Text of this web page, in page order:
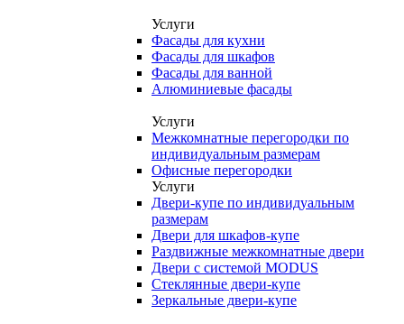
Услуги
Фасады для кухни
Фасады для шкафов
Фасады для ванной
Алюминиевые фасады
Услуги
Межкомнатные перегородки по
индивидуальным размерам
Офисные перегородки
Услуги
Двери-купе по индивидуальным
размерам
Двери для шкафов-купе
Раздвижные межкомнатные двери
Двери с системой MODUS
Стеклянные двери-купе
Зеркальные двери-купе